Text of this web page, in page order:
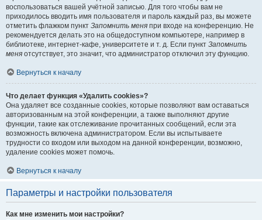
воспользоваться вашей учётной записью. Для того чтобы вам не
приходилось вводить имя пользователя и пароль каждый раз, вы можете
отметить флажком пункт Запомнить меня при входе на конференцию. Не
рекомендуется делать это на общедоступном компьютере, например в
библиотеке, интернет-кафе, университете и т. д. Если пункт Запомнить
меня отсутствует, это значит, что администратор отключил эту функцию.
Вернуться к началу
Что делает функция «Удалить cookies»?
Она удаляет все созданные cookies, которые позволяют вам оставаться
авторизованным на этой конференции, а также выполняют другие
функции, такие как отслеживание прочитанных сообщений, если эта
возможность включена администратором. Если вы испытываете
трудности со входом или выходом на данной конференции, возможно,
удаление cookies может помочь.
Вернуться к началу
Параметры и настройки пользователя
Как мне изменить мои настройки?